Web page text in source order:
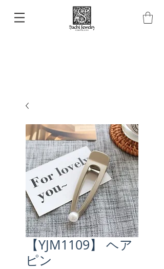
【YJM1109】 ヘア
ピン